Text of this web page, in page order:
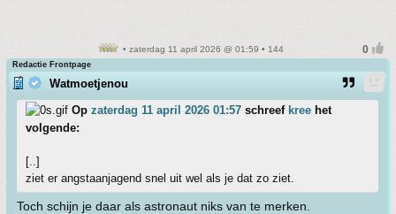
• zaterdag 11 april 2026 @ 01:59 • 144
Redactie Frontpage
Watmoetjenou
Op zaterdag 11 april 2026 01:57 schreef kree het
volgende:
[..]
ziet er angstaanjagend snel uit wel als je dat zo ziet.
Toch schijn je daar als astronaut niks van te merken.